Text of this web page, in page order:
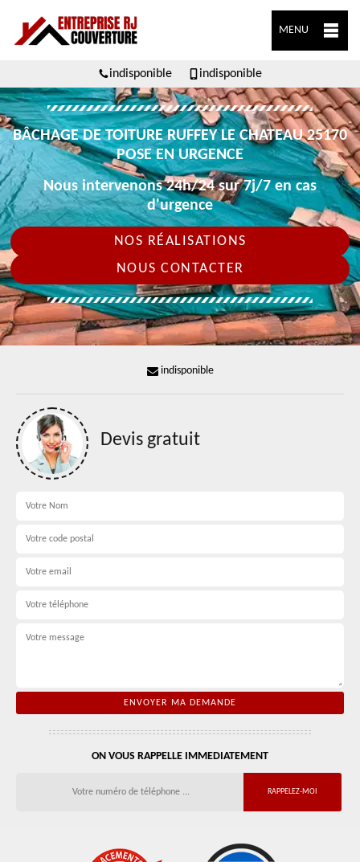
MENU
indisponible indisponible
BÂCHAGE DE TOITURE RUFFEY LE CHATEAU 25170
POSE EN URGENCE
Nous intervenons 24h/24 sur 7j/7 en cas
d'urgence
NOS RÉALISATIONS
NOUS CONTACTER
indisponible
Devis gratuit
ON VOUS RAPPELLE IMMEDIATEMENT